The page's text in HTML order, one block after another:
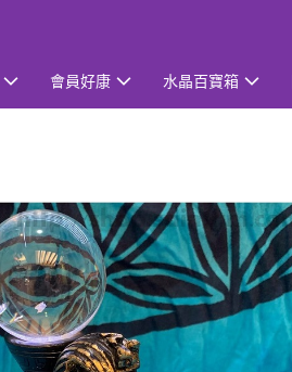
會員好康 水晶百寶箱